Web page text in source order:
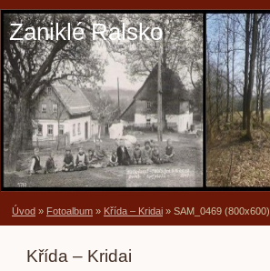
Zaniklé Ralsko
Úvod » Fotoalbum » Křída – Kridai » SAM_0469 (800x600)
Křída – Kridai